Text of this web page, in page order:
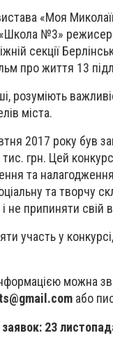
«Моя
№3»
секції
про життя 13
розуміють
міста.
2017 року був
грн. Цей
та
та творчу
не припиняти свій
участь у
можна
або
23